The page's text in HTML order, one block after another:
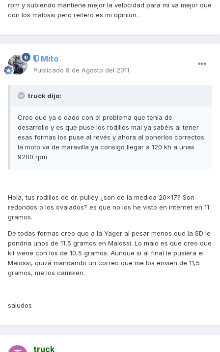
rpm y subiendo mantiene mejor la velocidad para mi va mejor que
con los malossi pero reitero es mi opinion.
Mito
Publicado 8 de Agosto del 2011
truck dijo:
Creo que ya e dado con el problema que tenía de
desarrollo y es que puse los rodillos mal ya sabéis al tener
esas formas los puse al revés y ahora al ponerlos correctos
la moto va de maravilla ya consigo llegar a 120 kh a unas
9200 rpm
Hola, tus rodillos de dr. pulley ¿son de la medida 20x17? Son
redondos o los ovalados? es que no los he visto en internet en 11
gramos.
De todas formas creo que a la Yager al pesar menos que la SD le
pondría unos de 11,5 gramos en Malossi. Lo malo es que creo que
kit viene con los de 10,5 gramos. Aunque si al final le pusiera el
Malossi, quizá mandando un correo que me los envien de 11,5
gramos, me los cambien.
saludos
truck